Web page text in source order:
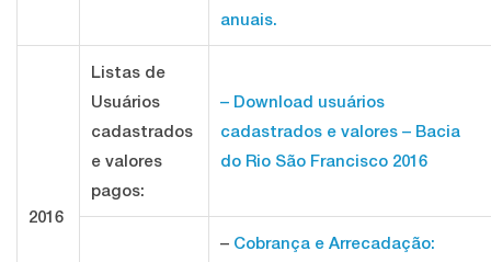
anuais.
2016
Listas de
Usuários
cadastrados
e valores
pagos:
– Download usuários
cadastrados e valores – Bacia
do Rio São Francisco 2016
– Cobrança e Arrecadação: